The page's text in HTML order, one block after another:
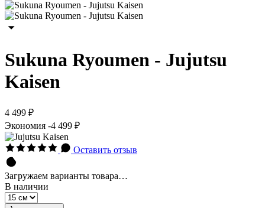
Sukuna Ryoumen - Jujutsu
Kaisen
4 499 ₽
Экономия -4 499 ₽
Оставить отзыв
Загружаем варианты товара…
В наличии